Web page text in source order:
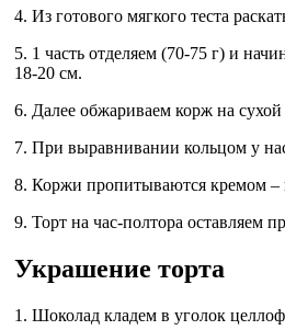
4. Из готового мягкого теста
5. 1 часть отделяем (70-75 г) и
18-20 см.
6. Далее обжариваем корж на
7. При выравнивании кольцом у
8. Коржи пропитываются кремом –
9. Торт на час-полтора оставляем
Украшение торта
1. Шоколад кладем в уголок